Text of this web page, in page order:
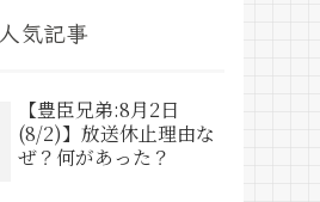
人気記事
【豊臣兄弟:8月2日
(8/2)】放送休止理由な
ぜ？何があった？